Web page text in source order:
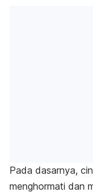
Pada dasarnya,
menghormati dan